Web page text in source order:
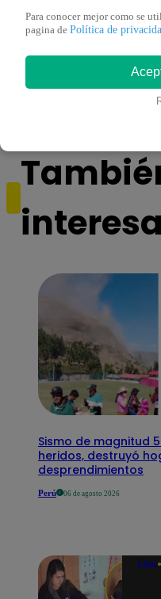
Mujeres al Mando –
del 2022 – Programa
Sismo de magnitud
heridos, destruyó
desprendimientos
Perú 06 de agosto 2026
Lima
Para conocer mejor como se
pagina de Política de